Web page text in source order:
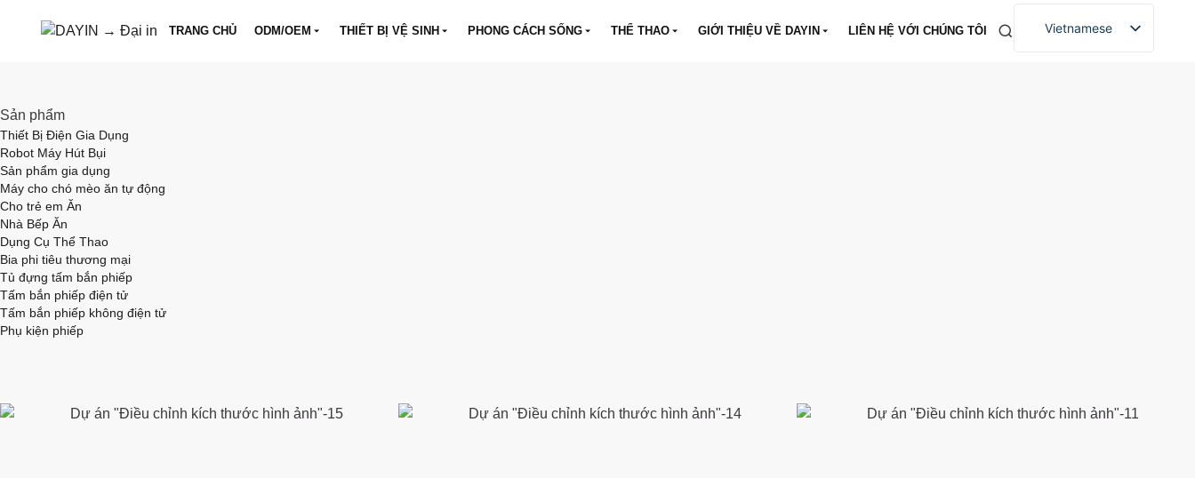
TRANG CHỦ ODM/OEM THIẾT BỊ VỆ SINH PHONG CÁCH SỐNG THỂ THAO GIỚI THIỆU VỀ DAYIN LIÊN HỆ VỚI CHÚNG TÔI Vietnamese
Sản phẩm
Thiết Bị Điện Gia Dụng
Robot Máy Hút Bụi
Sản phẩm gia dụng
Máy cho chó mèo ăn tự động
Cho trẻ em Ăn
Nhà Bếp Ăn
Dụng Cụ Thể Thao
Bia phi tiêu thương mại
Tủ đựng tấm bắn phiếp
Tấm bắn phiếp điện tử
Tấm bắn phiếp không điện tử
Phụ kiện phiếp